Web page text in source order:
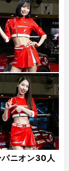
ニオン30人